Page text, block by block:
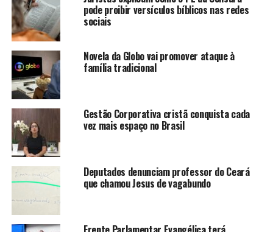
pode proibir versículos bíblicos nas redes
sociais
Novela da Globo vai promover ataque à
família tradicional
Gestão Corporativa cristã conquista cada
vez mais espaço no Brasil
Deputados denunciam professor do Ceará
que chamou Jesus de vagabundo